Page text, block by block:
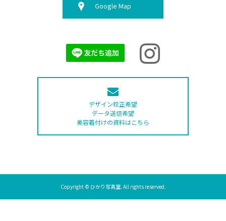
Google Map
デザイン校正希望
データ送信希望
美容着付けの資料はこちら
Copyright © ひかり写真室. All rights reserved.